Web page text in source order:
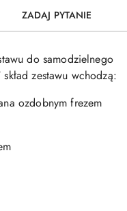
ZADAJ PYTANIE
do samodzielnego
zestawu wchodzą:
ozdobnym frezem